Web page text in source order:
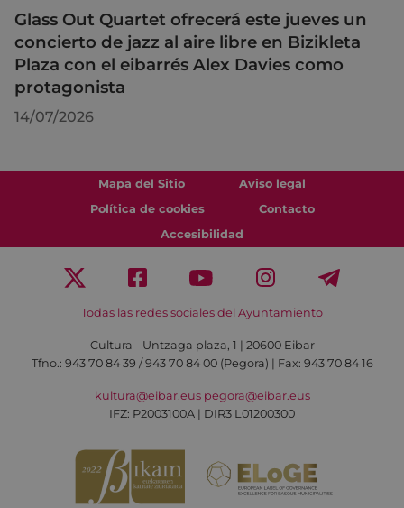
Glass Out Quartet ofrecerá este jueves un
concierto de jazz al aire libre en Bizikleta
Plaza con el eibarrés Alex Davies como
protagonista
14/07/2026
Mapa del Sitio
Aviso legal
Política de cookies
Contacto
Accesibilidad
Todas las redes sociales del Ayuntamiento
Cultura - Untzaga plaza, 1 | 20600 Eibar
Tfno.: 943 70 84 39 / 943 70 84 00 (Pegora) | Fax: 943 70 84 16
kultura@eibar.eus pegora@eibar.eus
IFZ: P2003100A | DIR3 L01200300